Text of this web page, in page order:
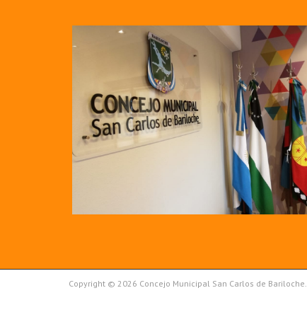
Copyright © 2026 Concejo Municipal San Carlos de Bariloche.